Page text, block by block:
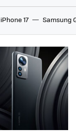
iPhone 17 Samsung